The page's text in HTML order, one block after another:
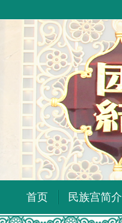
首页 民族宫简介